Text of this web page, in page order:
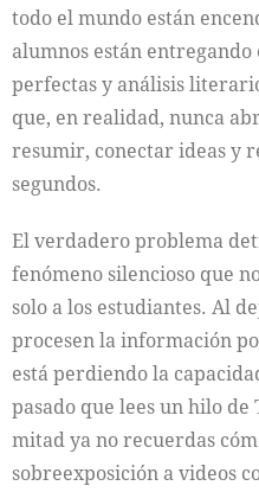
todo el mundo están
alumnos están
perfectas y análisis
que, en realidad, nunca
resumir, conectar ideas y
segundos.
El verdadero problema
fenómeno silencioso que
solo a los estudiantes. Al
procesen la información
está perdiendo la
pasado que lees un hilo
mitad ya no recuerdas
sobreexposición a videos